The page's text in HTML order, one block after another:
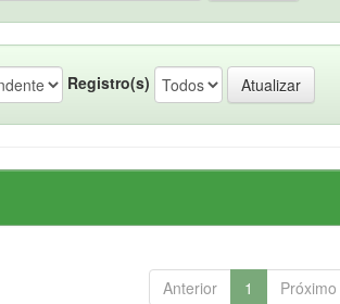
Registro(s)
Anterior 1 Próximo